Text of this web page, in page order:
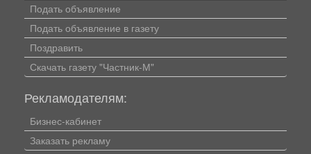
Подать объявление
Подать объявление в газету
Поздравить
Скачать газету "Частник-М"
Рекламодателям:
Бизнес-кабинет
Заказать рекламу